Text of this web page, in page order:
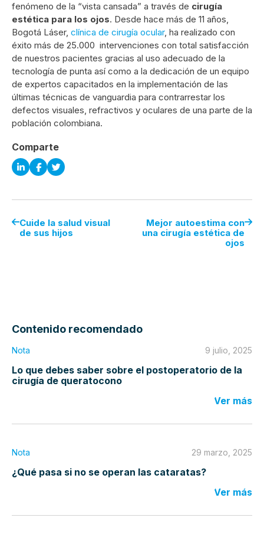
fenómeno de la “vista cansada” a través de cirugía
estética para los ojos. Desde hace más de 11 años,
Bogotá Láser, clínica de cirugía ocular, ha realizado con
éxito más de 25.000 intervenciones con total satisfacción
de nuestros pacientes gracias al uso adecuado de la
tecnología de punta así como a la dedicación de un equipo
de expertos capacitados en la implementación de las
últimas técnicas de vanguardia para contrarrestar los
defectos visuales, refractivos y oculares de una parte de la
población colombiana.
Comparte
Cuide la salud visual
de sus hijos
Mejor autoestima con
una cirugía estética de
ojos
Contenido recomendado
Nota 9 julio, 2025
Lo que debes saber sobre el postoperatorio de la
cirugía de queratocono
Ver más
Nota 29 marzo, 2025
¿Qué pasa si no se operan las cataratas?
Ver más